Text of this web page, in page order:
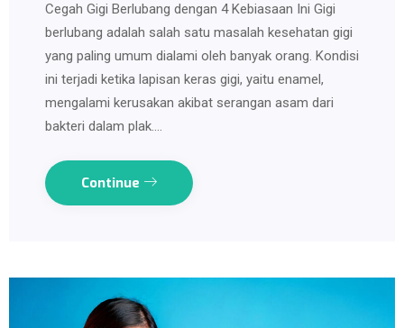
Cegah Gigi Berlubang dengan 4 Kebiasaan Ini Gigi
berlubang adalah salah satu masalah kesehatan gigi
yang paling umum dialami oleh banyak orang. Kondisi
ini terjadi ketika lapisan keras gigi, yaitu enamel,
mengalami kerusakan akibat serangan asam dari
bakteri dalam plak.…
Continue